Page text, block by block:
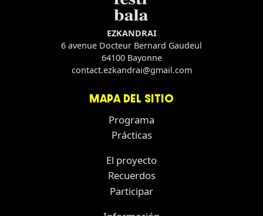
EZKANDRAI
6 avenue Docteur Bernard Gaudeul
64100 Bayonne
contact.ezkandrai@gmail.com
MAPA DEL SITIO
Programa
Prácticas
El proyecto
Recuerdos
Participar